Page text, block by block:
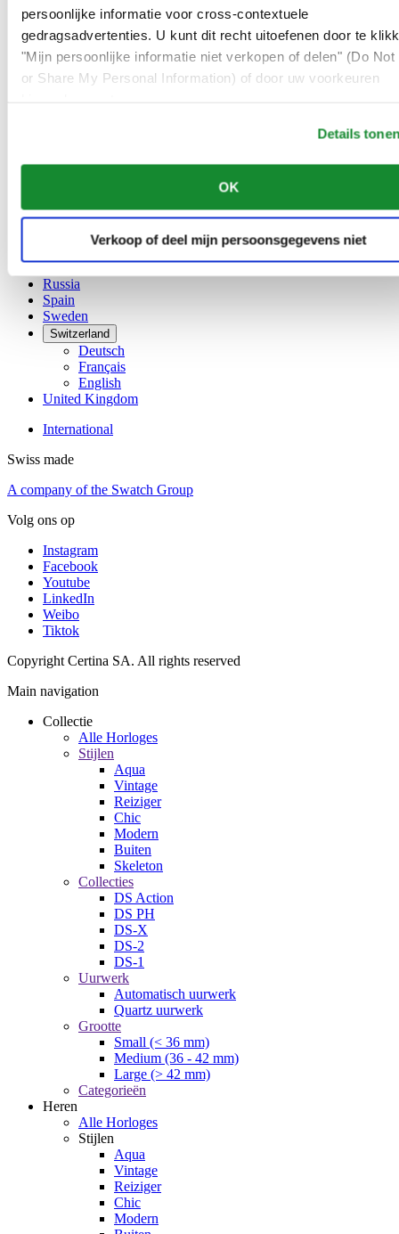
persoonlijke informatie voor cross-contextuele
gedragsadvertenties. U kunt dit recht uitoefenen door te
"Mijn persoonlijke informatie niet verkopen of delen" (Do Not
or Share My Personal Information) of door uw voorkeuren
Details
OK
Verkoop of deel mijn persoonsgegevens niet
Français
China
English
简体中文
Denmark
Netherlands
Russia
Spain
Sweden
Switzerland
Deutsch
Français
English
United Kingdom
International
Swiss made
A company of the Swatch Group
Volg ons op
Instagram
Facebook
Youtube
LinkedIn
Weibo
Tiktok
Copyright Certina SA. All rights reserved
Main navigation
Collectie
Alle Horloges
Stijlen
Aqua
Vintage
Reiziger
Chic
Modern
Buiten
Skeleton
Collecties
DS Action
DS PH
DS-X
DS-2
DS-1
Uurwerk
Automatisch uurwerk
Quartz uurwerk
Grootte
Small (< 36 mm)
Medium (36 - 42 mm)
Large (> 42 mm)
Categorieën
Heren
Alle Horloges
Stijlen
Aqua
Vintage
Reiziger
Chic
Modern